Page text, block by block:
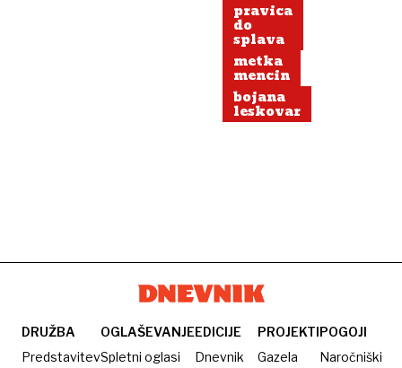
pravica
do
splava
metka
mencin
bojana
leskovar
DRUŽBA
Predstavitev
OGLAŠEVANJE
Spletni oglasi
EDICIJE
Dnevnik
PROJEKTI
Gazela
POGOJI
Naročniški